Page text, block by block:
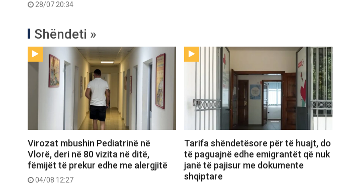
28/07 20:34
Shëndeti »
Virozat mbushin Pediatrinë në
Vlorë, deri në 80 vizita në ditë,
fëmijët të prekur edhe me alergjitë
04/08 12:27
Tarifa shëndetësore për të huajt, do
të paguajnë edhe emigrantët që nuk
janë të pajisur me dokumente
shqiptare